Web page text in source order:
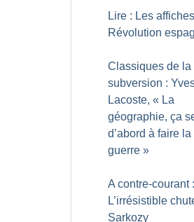
Lire : Les
Révolution
Classiques de la
subversion :
Lacoste, « La
géographie, ça
d’abord à faire la
guerre »
A contre-courant :
L’irrésistible
Sarkozy